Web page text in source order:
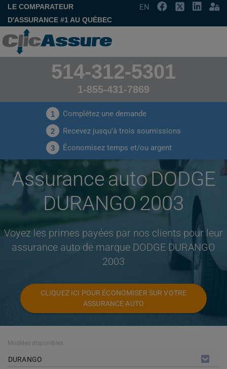
LE COMPARATEUR
D'ASSURANCE #1 AU QUÉBEC
EN
514-312-5301
1-855-431-7869
1 Complétez une demande
2 Recevez jusqu'à trois soumissions
3 Économisez temps et/ou argent
Assurance auto DODGE
DURANGO 2003
Voyez les primes payées par nos clients pour leur
assurance auto de marque DODGE DURANGO
2003
CLIQUEZ ICI POUR ÉCONOMISER SUR VOTRE
ASSURANCE AUTO
Modèles disponibles
DURANGO